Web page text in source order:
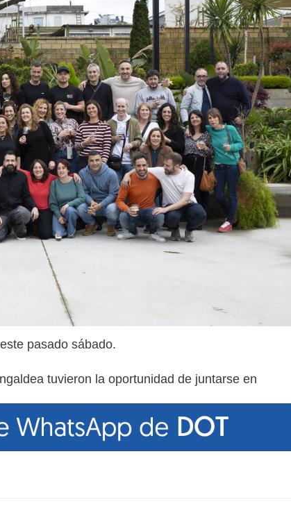
pasado sábado.
tuvieron la oportunidad de juntarse en